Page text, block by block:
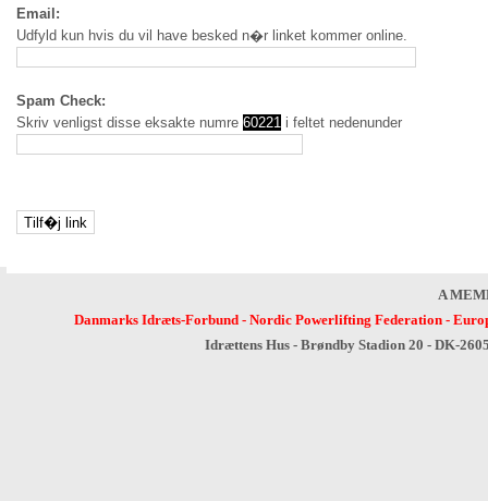
Email:
Udfyld kun hvis du vil have besked n�r linket kommer online.
Spam Check:
Skriv venligst disse eksakte numre 60221 i feltet nedenunder
A
Danmarks Idræts-Forbund- Nordic Powerlifting Federation-
Idrættens Hus - Brøndby Stadion 20 - DK-